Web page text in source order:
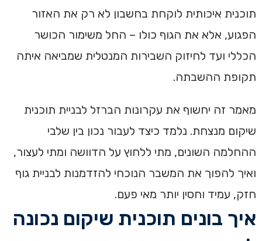
תוכנית איכותית לוקחת בחשבון לא רק את האזור
הפגוע, אלא את הגוף כולו – החל משימור הכושר
הכללי ועד לחיזוק השבירות המנטלית שמביאה איתה
תקופת ההשבתה.
מאמר זה יחשוף את עקרונות הברזל לבניית תוכנית
שיקום מנצחת. נלמד כיצד לעבור נכון בין שלבי
ההחלמה השונים, מתי ללחוץ על הדוושה ומתי לעצור,
ואיך להפוך את המשבר הנוכחי להזדמנות לבניית גוף
חזק, עמיד וחסין יותר מאי פעם.
איך בונים תוכנית שיקום נכונה